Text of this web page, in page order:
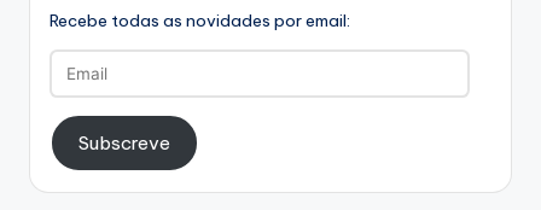
Recebe todas as novidades por email:
Subscreve